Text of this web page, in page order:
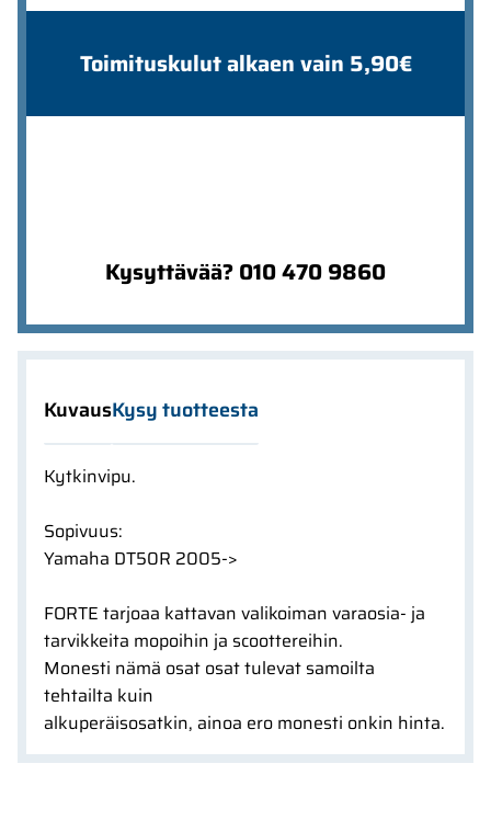
Toimituskulut alkaen vain 5,90€
Kysyttävää? 010 470 9860
KuvausKysy tuotteesta
Kytkinvipu.
Sopivuus:
Yamaha DT50R 2005->
FORTE tarjoaa kattavan valikoiman varaosia- ja
tarvikkeita mopoihin ja scoottereihin.
Monesti nämä osat osat tulevat samoilta
tehtailta kuin
alkuperäisosatkin, ainoa ero monesti onkin hinta.